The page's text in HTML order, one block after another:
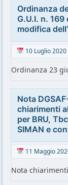
Ordinanza
G.U.I. n.
modifica
10 Luglio 2020
Ordinanza 23
Nota
chiarimenti
per BRU,
SIMAN e
11 Maggio
Nota